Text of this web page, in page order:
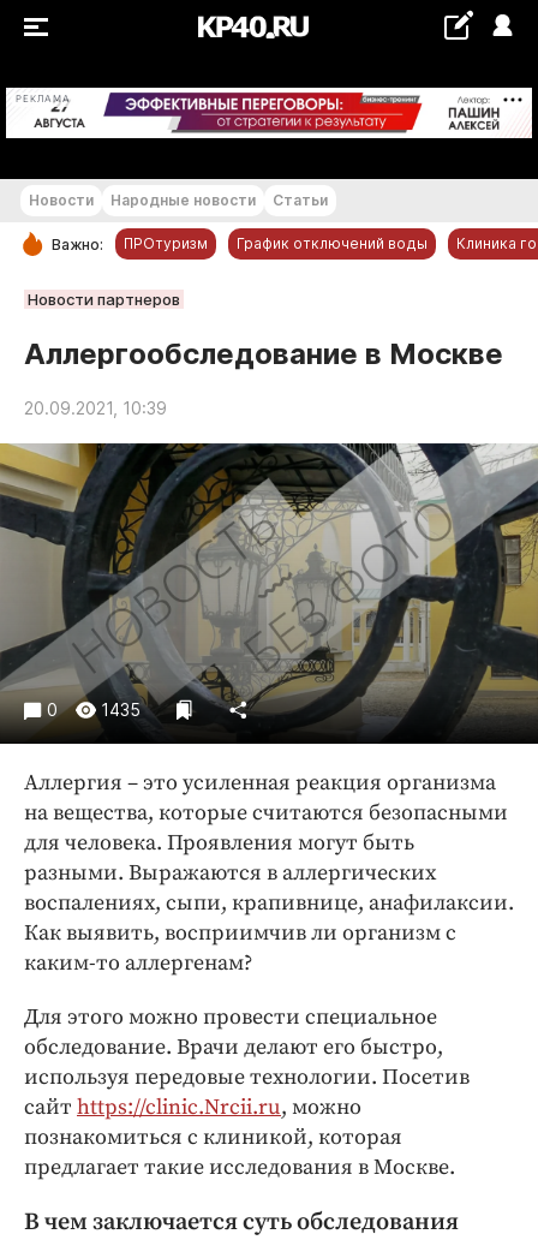
РЕКЛАМА +22...+23 °С
РУБРИКИ
Новости компаний
Статьи
Народные новости
Авто и транспорт
Благоустройство
Криминал
Культура
Недвижимость и ЖКХ
Образование
Общество
Погода
Происшествия
Спорт
Экономика и бизнес
ПРОЕКТЫ
Блоги
Издания
Медиаперсона
Интересное чтиво
Клиника года
Новости Народные новости Статьи
Важно: ПРОтуризм График отключений воды Клиника
Новости партнеров
Аллергообследование в Москве
20.09.2021, 10:39
0 1435
Аллергия – это усиленная реакция организма
на вещества, которые считаются безопасными
для человека. Проявления могут быть
разными. Выражаются в аллергических
воспалениях, сыпи, крапивнице, анафилаксии.
Как выявить, восприимчив ли организм с
каким-то аллергенам?
Для этого можно провести специальное
обследование. Врачи делают его быстро,
используя передовые технологии. Посетив
сайт https://clinic.Nrcii.ru, можно
познакомиться с клиникой, которая
предлагает такие исследования в Москве.
В чем заключается суть обследования